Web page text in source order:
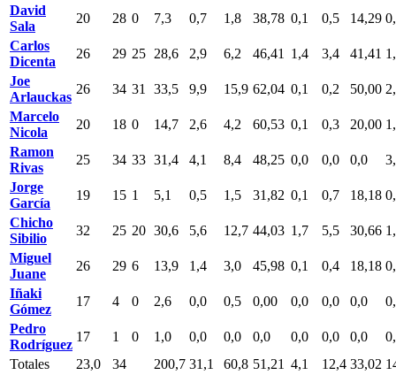
David
Sala
20 28 0 7,3 0,7 1,8 38,78 0,1 0,5 14,29
Carlos
Dicenta
26 29 25 28,6 2,9 6,2 46,41 1,4 3,4 41,41
Joe
Arlauckas
26 34 31 33,5 9,9 15,9 62,04 0,1 0,2 50,00
Marcelo
Nicola
20 18 0 14,7 2,6 4,2 60,53 0,1 0,3 20,00
Ramon
Rivas
25 34 33 31,4 4,1 8,4 48,25 0,0 0,0 0,0
Jorge
García
19 15 1 5,1 0,5 1,5 31,82 0,1 0,7 18,18
Chicho
Sibilio
32 25 20 30,6 5,6 12,7 44,03 1,7 5,5 30,66
Miguel
Juane
26 29 6 13,9 1,4 3,0 45,98 0,1 0,4 18,18
Iñaki
Gómez
17 4 0 2,6 0,0 0,5 0,00 0,0 0,0 0,0
Pedro
Rodríguez
17 1 0 1,0 0,0 0,0 0,0 0,0 0,0 0,0
Totales
23,0 34 200,7 31,1 60,8 51,21 4,1 12,4 33,02